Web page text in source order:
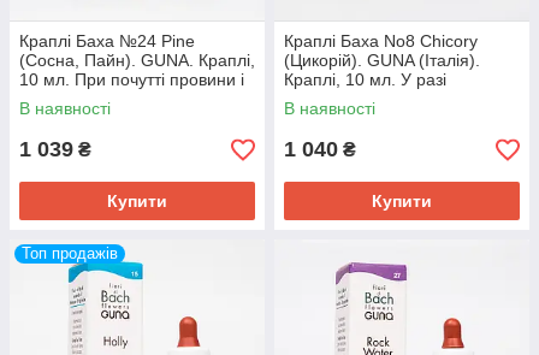
Краплі Баха №24 Pine
(Сосна, Пайн). GUNA. Краплі,
10 мл. При почутті провини і
заниженої самооцінки
В наявності
1 039 ₴
Купити
Краплі Баха No8 Chicory
(Цикорій). GUNA (Італія).
Краплі, 10 мл. У разі
задушливої турботи про
інших
В наявності
1 040 ₴
Купити
Топ продажів